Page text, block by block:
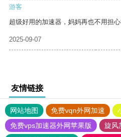
游客
超级好用的加速器，妈妈再也不用担心
2025-09-07
友情链接
网站地图 免费vqn外网加速
免费vps加速器外网苹果版
旋风